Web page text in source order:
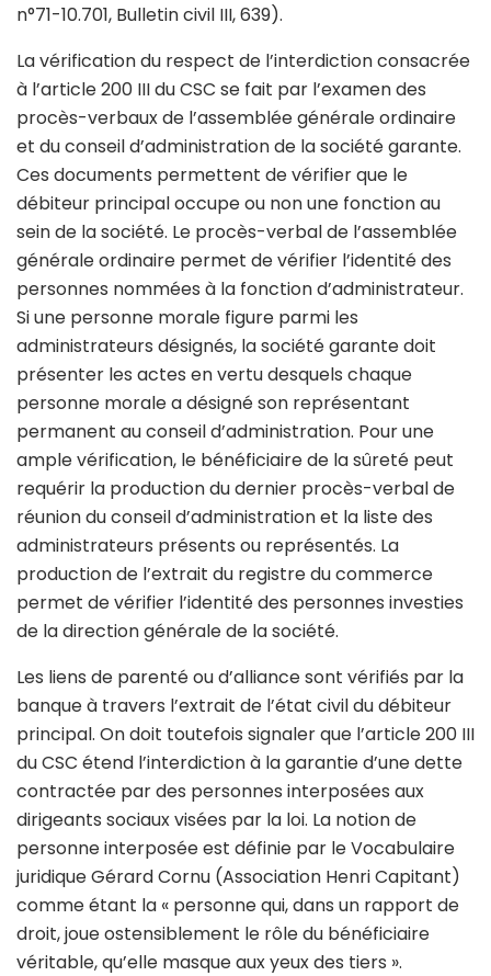
n°71-10.701, Bulletin civil III, 639).
La vérification du respect de l’interdiction consacrée
à l’article 200 III du CSC se fait par l’examen des
procès-verbaux de l’assemblée générale ordinaire
et du conseil d’administration de la société garante.
Ces documents permettent de vérifier que le
débiteur principal occupe ou non une fonction au
sein de la société. Le procès-verbal de l’assemblée
générale ordinaire permet de vérifier l’identité des
personnes nommées à la fonction d’administrateur.
Si une personne morale figure parmi les
administrateurs désignés, la société garante doit
présenter les actes en vertu desquels chaque
personne morale a désigné son représentant
permanent au conseil d’administration. Pour une
ample vérification, le bénéficiaire de la sûreté peut
requérir la production du dernier procès-verbal de
réunion du conseil d’administration et la liste des
administrateurs présents ou représentés. La
production de l’extrait du registre du commerce
permet de vérifier l’identité des personnes investies
de la direction générale de la société.
Les liens de parenté ou d’alliance sont vérifiés par la
banque à travers l’extrait de l’état civil du débiteur
principal. On doit toutefois signaler que l’article 200 III
du CSC étend l’interdiction à la garantie d’une dette
contractée par des personnes interposées aux
dirigeants sociaux visées par la loi. La notion de
personne interposée est définie par le Vocabulaire
juridique Gérard Cornu (Association Henri Capitant)
comme étant la « personne qui, dans un rapport de
droit, joue ostensiblement le rôle du bénéficiaire
véritable, qu’elle masque aux yeux des tiers ».